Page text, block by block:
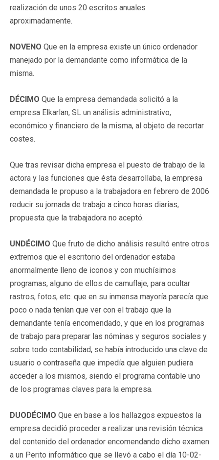
realización de unos 20 escritos anuales
aproximadamente.
NOVENO Que en la empresa existe un único ordenador
manejado por la demandante como informática de la
misma.
DÉCIMO Que la empresa demandada solicitó a la
empresa Elkarlan, SL un análisis administrativo,
económico y financiero de la misma, al objeto de recortar
costes.
Que tras revisar dicha empresa el puesto de trabajo de la
actora y las funciones que ésta desarrollaba, la empresa
demandada le propuso a la trabajadora en febrero de 2006
reducir su jornada de trabajo a cinco horas diarias,
propuesta que la trabajadora no aceptó.
UNDÉCIMO Que fruto de dicho análisis resultó entre otros
extremos que el escritorio del ordenador estaba
anormalmente lleno de iconos y con muchísimos
programas, alguno de ellos de camuflaje, para ocultar
rastros, fotos, etc. que en su inmensa mayoría parecía que
poco o nada tenían que ver con el trabajo que la
demandante tenía encomendado, y que en los programas
de trabajo para preparar las nóminas y seguros sociales y
sobre todo contabilidad, se había introducido una clave de
usuario o contraseña que impedía que alguien pudiera
acceder a los mismos, siendo el programa contable uno
de los programas claves para la empresa.
DUODÉCIMO Que en base a los hallazgos expuestos la
empresa decidió proceder a realizar una revisión técnica
del contenido del ordenador encomendando dicho examen
a un Perito informático que se llevó a cabo el día 10-02-